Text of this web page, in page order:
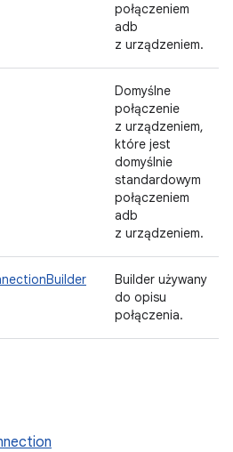
połączeniem
adb
z urządzeniem.
Domyślne
połączenie
z urządzeniem,
które jest
domyślnie
standardowym
połączeniem
adb
z urządzeniem.
Builder używany
do opisu
połączenia.